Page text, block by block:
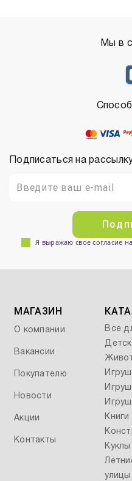
Мы в
Подписаться на
Я выражаю свое согласие
МАГАЗИН
О компании
Вакансии
Покупателю
Новости
Акции
Контакты
Все
Книги
улицы